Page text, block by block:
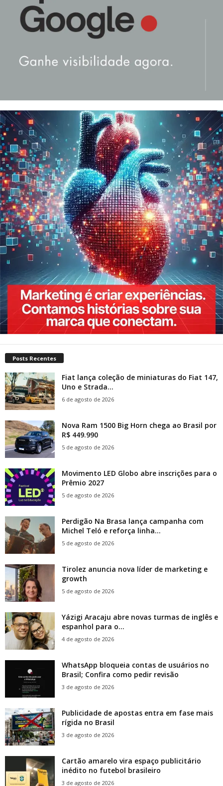
Posts Recentes
Fiat lança coleção de miniaturas do Fiat 147,
Uno e Strada...
6 de agosto de 2026
Nova Ram 1500 Big Horn chega ao Brasil por
R$ 449.990
5 de agosto de 2026
Movimento LED Globo abre inscrições para o
Prêmio 2027
5 de agosto de 2026
Perdigão Na Brasa lança campanha com
Michel Teló e reforça linha...
5 de agosto de 2026
Tirolez anuncia nova líder de marketing e
growth
5 de agosto de 2026
Yázigi Aracaju abre novas turmas de inglês e
espanhol para o...
4 de agosto de 2026
WhatsApp bloqueia contas de usuários no
Brasil; Confira como pedir revisão
3 de agosto de 2026
Publicidade de apostas entra em fase mais
rígida no Brasil
3 de agosto de 2026
Cartão amarelo vira espaço publicitário
inédito no futebol brasileiro
3 de agosto de 2026